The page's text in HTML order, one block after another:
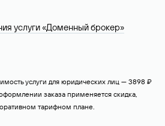
услуги «Доменный брокер»
услуги для юридических лиц — 3898 ₽
заказа применяется скидка,
тарифном плане.